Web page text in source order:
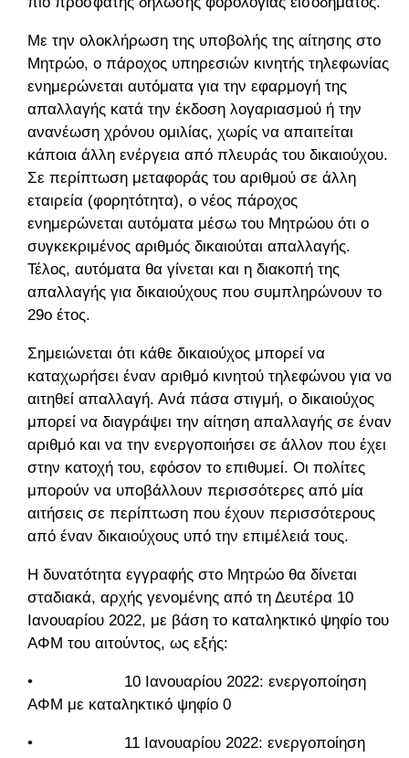
Με την ολοκλήρωση της υποβολής της αίτησης στο
Μητρώο, ο πάροχος υπηρεσιών κινητής τηλεφωνίας
ενημερώνεται αυτόματα για την εφαρμογή της
απαλλαγής κατά την έκδοση λογαριασμού ή την
ανανέωση χρόνου ομιλίας, χωρίς να απαιτείται
κάποια άλλη ενέργεια από πλευράς του δικαιούχου.
Σε περίπτωση μεταφοράς του αριθμού σε άλλη
εταιρεία (φορητότητα), ο νέος πάροχος
ενημερώνεται αυτόματα μέσω του Μητρώου ότι ο
συγκεκριμένος αριθμός δικαιούται απαλλαγής.
Τέλος, αυτόματα θα γίνεται και η διακοπή της
απαλλαγής για δικαιούχους που συμπληρώνουν το
29ο έτος.
Σημειώνεται ότι κάθε δικαιούχος μπορεί να
καταχωρήσει έναν αριθμό κινητού τηλεφώνου για να
αιτηθεί απαλλαγή. Ανά πάσα στιγμή, ο δικαιούχος
μπορεί να διαγράψει την αίτηση απαλλαγής σε έναν
αριθμό και να την ενεργοποιήσει σε άλλον που έχει
στην κατοχή του, εφόσον το επιθυμεί. Οι πολίτες
μπορούν να υποβάλλουν περισσότερες από μία
αιτήσεις σε περίπτωση που έχουν περισσότερους
από έναν δικαιούχους υπό την επιμέλειά τους.
Η δυνατότητα εγγραφής στο Μητρώο θα δίνεται
σταδιακά, αρχής γενομένης από τη Δευτέρα 10
Ιανουαρίου 2022, με βάση το καταληκτικό ψηφίο του
ΑΦΜ του αιτούντος, ως εξής:
• 10 Ιανουαρίου 2022: ενεργοποίηση
ΑΦΜ με καταληκτικό ψηφίο 0
• 11 Ιανουαρίου 2022: ενεργοποίηση